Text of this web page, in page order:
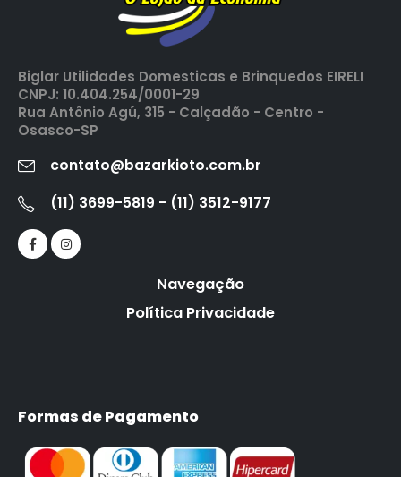
Biglar Utilidades Domesticas e Brinquedos EIRELI
CNPJ: 10.404.254/0001-29
Rua Antônio Agú, 315 - Calçadão - Centro -
Osasco-SP
contato@bazarkioto.com.br
(11) 3699-5819 - (11) 3512-9177
Navegação
Política Privacidade
Formas de Pagamento